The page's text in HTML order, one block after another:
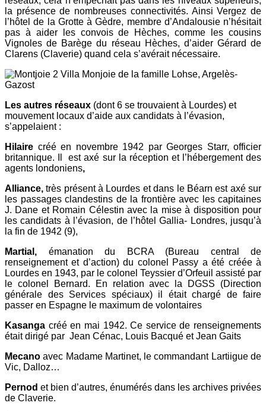
la présence de nombreuses connectivités. Ainsi Vergez de
l’hôtel de la Grotte à Gèdre, membre d’Andalousie n’hésitait
pas à aider les convois de Hèches, comme les cousins
Vignoles de Barège du réseau Hèches, d’aider Gérard de
Clarens (Claverie) quand cela s’avérait nécessaire.
Villa Monjoie de la famille Lohse, Argelès-
Gazost
Les autres réseaux (dont 6 se trouvaient à Lourdes) et
mouvement locaux d’aide aux candidats à l’évasion,
s’appelaient :
Hilaire créé en novembre 1942 par Georges Starr, officier
britannique. Il est axé sur la réception et l’hébergement des
agents londoniens,
Alliance,très présent à Lourdes et dans le Béarn est axé sur
les passages clandestins de la frontière avec les capitaines
J. Dane et Romain Célestin avec la mise à disposition pour
les candidats à l’évasion, de l’hôtel Gallia- Londres, jusqu’à
la fin de 1942 (9),
Martial, émanation du BCRA (Bureau central de
renseignement et d’action) du colonel Passy a été créée à
Lourdes en 1943, par le colonel Teyssier d’Orfeuil assisté par
le colonel Bernard. En relation avec la DGSS (Direction
générale des Services spéciaux) il était chargé de faire
passer en Espagne le maximum de volontaires
Kasanga créé en mai 1942. Ce service de renseignements
était dirigé par Jean Cénac, Louis Bacqué et Jean Gaits
Mecano avec Madame Martinet, le commandant Lartiigue de
Vic, Dalloz…
Pernod et bien d’autres, énumérés dans les archives privées
de Claverie.